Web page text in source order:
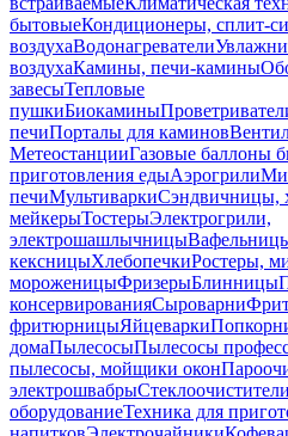
бытовыеКондиционеры, сплит-
воздухаВодонагреватели
воздухаКамины, печи-камины
завесыТепловые
пушкиБиокамины
печиПорталы для каминов
МетеостанцииГазовые баллоны
приготовления едыАэрогрили
печиМультиваркиСэндвичницы,
мейкерыТостерыЭлектрогрили,
электрошашлычницы
кексницыХлебопечкиРостеры,
мороженицыФризерыБлинницы
консервированияСыроварни
фритюрницыЯйцеварки
домаПылесосыПылесосы
пылесосы, мойщики окон
электрошвабрыСтеклоочистители
оборудованиеТехника для